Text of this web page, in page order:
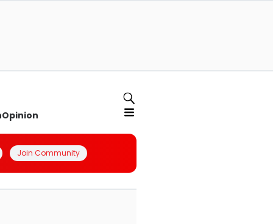
Opinion
Join Community